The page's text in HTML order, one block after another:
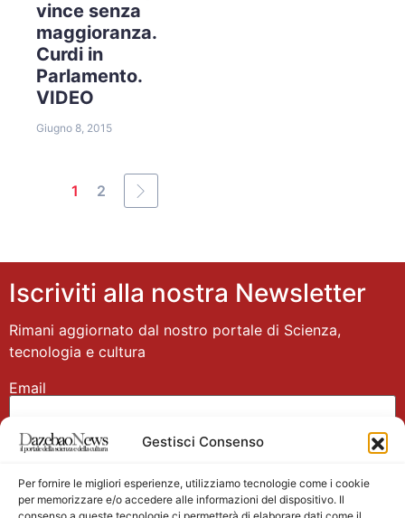
Gestisci Consenso
Per fornire le migliori esperienze, utilizziamo tecnologie come i cookie
per memorizzare e/o accedere alle informazioni del dispositivo. Il
vince senza
maggioranza.
Curdi in
Parlamento.
VIDEO
Giugno 8, 2015
1 2
Iscriviti alla nostra Newsletter
Rimani aggiornato dal nostro portale di Scienza,
tecnologia e cultura
Email
Nome